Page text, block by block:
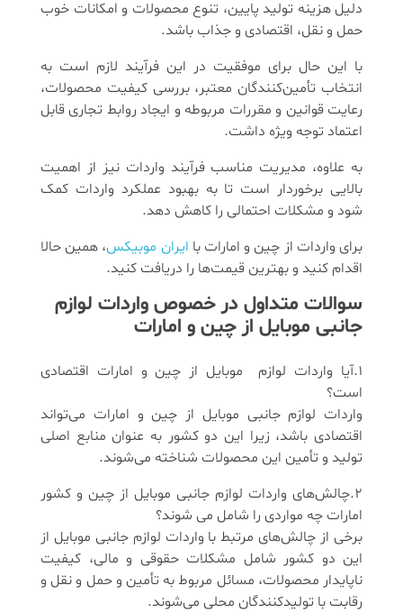
دلیل هزینه تولید پایین، تنوع محصولات و امکانات خوب
حمل و نقل، اقتصادی و جذاب باشد.
با این حال برای موفقیت در این فرآیند لازم است به
انتخاب تأمین‌کنندگان معتبر، بررسی کیفیت محصولات،
رعایت قوانین و مقررات مربوطه و ایجاد روابط تجاری قابل
اعتماد توجه ویژه داشت.
به علاوه، مدیریت مناسب فرآیند واردات نیز از اهمیت
بالایی برخوردار است تا به بهبود عملکرد واردات کمک
شود و مشکلات احتمالی را کاهش دهد.
برای واردات از چین و امارات با ایران موبیکس، همین حالا
اقدام کنید و بهترین قیمت‌ها را دریافت کنید.
سوالات متداول در خصوص واردات لوازم
جانبی موبایل از چین و امارات
1.آیا واردات لوازم موبایل از چین و امارات اقتصادی
است؟
واردات لوازم جانبی موبایل از چین و امارات می‌تواند
اقتصادی باشد، زیرا این دو کشور به عنوان منابع اصلی
تولید و تأمین این محصولات شناخته می‌شوند.
2.چالش‌های واردات لوازم جانبی موبایل از چین و کشور
امارات چه مواردی را شامل می شوند؟
برخی از چالش‌های مرتبط با واردات لوازم جانبی موبایل از
این دو کشور شامل مشکلات حقوقی و مالی، کیفیت
ناپایدار محصولات، مسائل مربوط به تأمین و حمل و نقل و
رقابت با تولیدکنندگان محلی می‌شوند.